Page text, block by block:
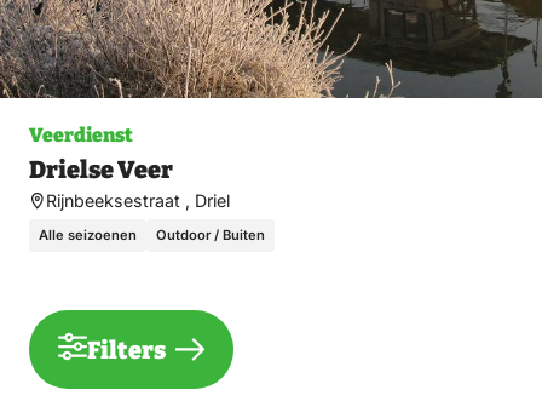
Veerdienst
Drielse Veer
Rijnbeeksestraat , Driel
Alle seizoenen Outdoor / Buiten
Filters